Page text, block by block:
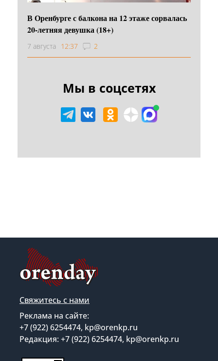
В Оренбурге с балкона на 12 этаже сорвалась
20-летняя девушка (18+)
7 августа 12:37 2
Мы в соцсетях
Свяжитесь с нами
Реклама на сайте:
+7 (922) 6254474, kp@orenkp.ru
Редакция: +7 (922) 6254474, kp@orenkp.ru